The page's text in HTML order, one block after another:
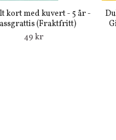
kort med kuvert - 5 år -
(Fraktfritt)
49 kr